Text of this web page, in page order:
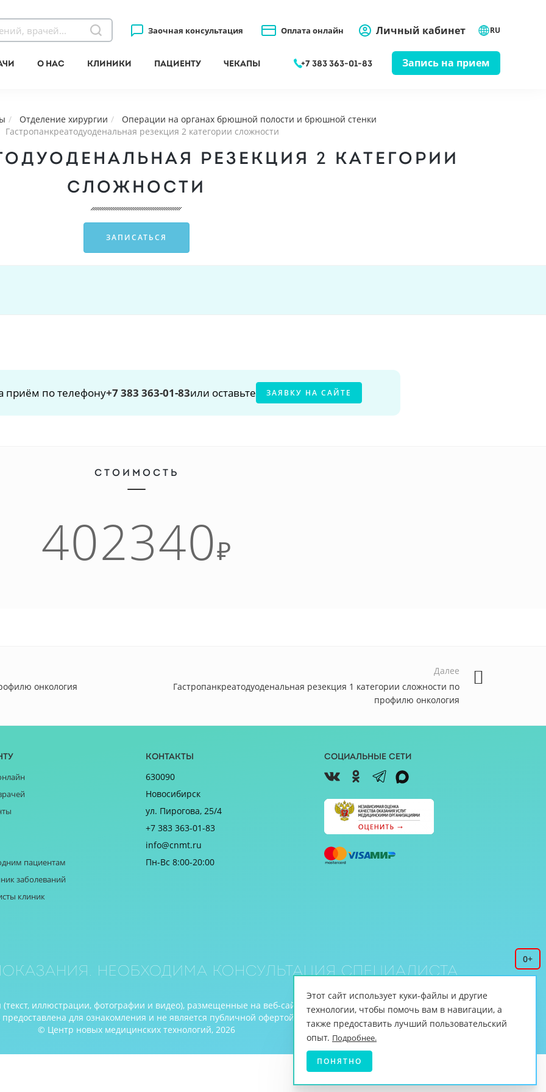
Заочная консультация Оплата онлайн Личный кабинет RU
О нас Клиники Пациенту Чекапы +7 383 363-01-83 Запись на прием
Отделение хирургии
Операции на органах брюшной полости и брюшной стенки
Гастропанкреатодуоденальная резекция 2 категории сложности
РЕЗЕКЦИЯ 2 КАТЕГОРИИ
СЛОЖНОСТИ
ЗАПИСАТЬСЯ
приём по телефону+7 383 363-01-83или оставьте ЗАЯВКУ НА САЙТЕ
СТОИМОСТЬ
402340₽
онкология
Далее
Гастропанкреатодуоденальная резекция 1 категории сложности по
профилю онкология
пациентам
заболеваний
клиник
Контакты
630090
Новосибирск
ул. Пирогова, 25/4
+7 383 363-01-83
info@cnmt.ru
Пн-Вс 8:00-20:00
Социальные сети
0+
Необходима консультация специалиста
иллюстрации, фотографии и видео), размещенные на веб-сайте www.cnmt.ru, принадлежит ЦНМТ.
для ознакомления и не является публичной офертой (ст.435 ГК РФ, cт. 437 ГК РФ).
© Центр новых медицинских технологий, 2026
Этот сайт использует куки-файлы и другие
технологии, чтобы помочь вам в навигации, а
также предоставить лучший пользовательский
опыт. Подробнее.
ПОНЯТНО